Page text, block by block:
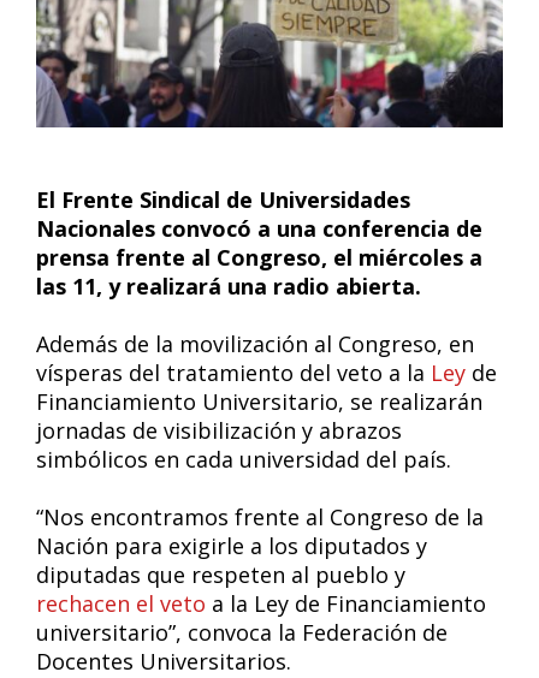
El Frente Sindical de Universidades
Nacionales convocó a una conferencia de
prensa frente al Congreso, el miércoles a
las 11, y realizará una radio abierta.
Además de la movilización al Congreso, en
vísperas del tratamiento del veto a la Ley de
Financiamiento Universitario, se realizarán
jornadas de visibilización y abrazos
simbólicos en cada universidad del país.
“Nos encontramos frente al Congreso de la
Nación para exigirle a los diputados y
diputadas que respeten al pueblo y
rechacen el veto a la Ley de Financiamiento
universitario”, convoca la Federación de
Docentes Universitarios.